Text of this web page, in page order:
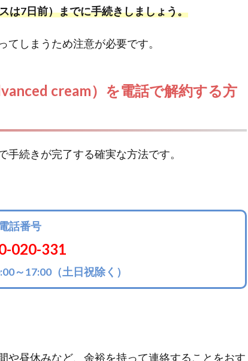
は7日前）までに手続きしましょう。
しまうため注意が必要です。
cream）を電話で解約する方
続きが完了する確実な方法です。
話番号
020-331
～17:00（土日祝除く）
や昼休みなど、余裕を持って連絡することをおす